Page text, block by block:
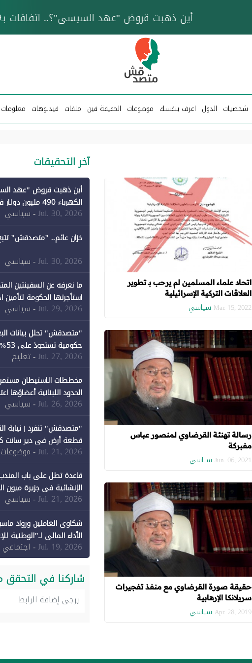
خزان عائم.. "متصدقش" تتبع شبكة ناقلات وقود تخدم
شخصيات الدول اعرف بنفسك موضوعات الحقيقة فين ملفات فيديوهات معلومات
اتحاد علماء المسلمين لم يرحب بـ تطوير
العلاقات التركية الإسرائيلية
Mar. 15, 2022 سياسي
رسالة تهنئة القرضاوي لمنصور عباس
مفبركة
Jun. 06, 2021 سياسي
حقيقة صورة القرضاوي مع منفذ تفجيرات
سريلانكا الإرهابية
Apr. 28, 2019 سياسي
آخر التحقيقات
الكهرباء 490 مليون دولار فقط لـ"الطاقة المتجددة" (1)
Jul. 30, 2026- سياسي
خزان عائم.. "متصدقش"
Jul. 30, 2026- سياسي
ما نعرفه عن السفينتين
استأجرتها الحكومة لتأمين
Jul. 29, 2026- سياسي
كان نصيبها 1% فقط
Jul. 27, 2026- تعليم
مخططات الاستيطان
الحدود اللبنانية أعضاؤها
Jul. 26, 2026- سياسي
قطعة أرض في دير سانت
Jul. 21, 2026- موضوعات
قاعدة تطل على باب
الإنشائية في جزيرة ميون
Jul. 21, 2026- سياسي
شكاوى العاملين ورواد
الأداء المالي لـ"الوطنية
Jul. 19, 2026- اجتماعي
شاركنا في التحقق